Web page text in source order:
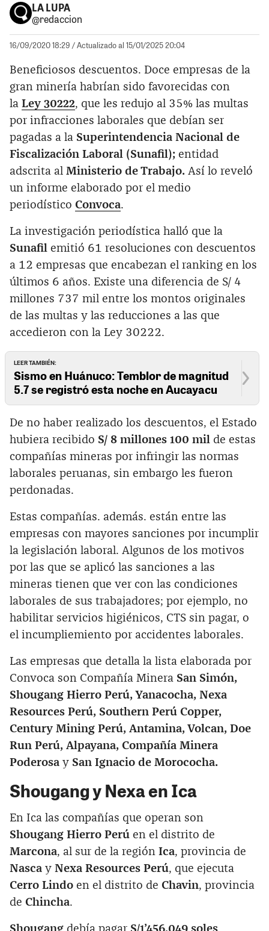
LA LUPA
@redaccion
16/09/2020 18:29 / Actualizado al 15/01/2025 20:04
Beneficiosos descuentos. Doce empresas de la
gran minería habrían sido favorecidas con
la Ley 30222, que les redujo al 35% las multas
por infracciones laborales que debían ser
pagadas a la Superintendencia Nacional de
Fiscalización Laboral (Sunafil); entidad
adscrita al Ministerio de Trabajo. Así lo reveló
un informe elaborado por el medio
periodístico Convoca.
La investigación periodística halló que la
Sunafil emitió 61 resoluciones con descuentos
a 12 empresas que encabezan el ranking en los
últimos 6 años. Existe una diferencia de S/ 4
millones 737 mil entre los montos originales
de las multas y las reducciones a las que
accedieron con la Ley 30222.
LEER TAMBIÉN:
Sismo en Huánuco: Temblor de magnitud
5.7 se registró esta noche en Aucayacu
De no haber realizado los descuentos, el Estado
hubiera recibido S/ 8 millones 100 mil de estas
compañías mineras por infringir las normas
laborales peruanas, sin embargo les fueron
perdonadas.
Estas compañías. además. están entre las
empresas con mayores sanciones por incumplir
la legislación laboral. Algunos de los motivos
por las que se aplicó las sanciones a las
mineras tienen que ver con las condiciones
laborales de sus trabajadores; por ejemplo, no
habilitar servicios higiénicos, CTS sin pagar, o
el incumpliemiento por accidentes laborales.
Las empresas que detalla la lista elaborada por
Convoca son Compañía Minera San Simón,
Shougang Hierro Perú, Yanacocha, Nexa
Resources Perú, Southern Perú Copper,
Century Mining Perú, Antamina, Volcan, Doe
Run Perú, Alpayana, Compañía Minera
Poderosa y San Ignacio de Morococha.
Shougang y Nexa en Ica
En Ica las compañías que operan son
Shougang Hierro Perú en el distrito de
Marcona, al sur de la región Ica, provincia de
Nasca y Nexa Resources Perú, que ejecuta
Cerro Lindo en el distrito de Chavin, provincia
de Chincha.